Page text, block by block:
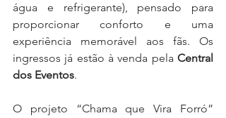
água e refrigerante), pensado para
proporcionar conforto e uma
experiência memorável aos fãs. Os
ingressos já estão à venda pela Central
dos Eventos.
O projeto “Chama que Vira Forró”